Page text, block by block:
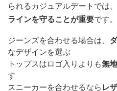
られるカジュアルデートでは、
ラインを守ることが重要です。
ジーンズを合わせる場合は、
なデザインを選ぶ
トップスはロゴ入りよりも無
す
スニーカーを合わせるならレ